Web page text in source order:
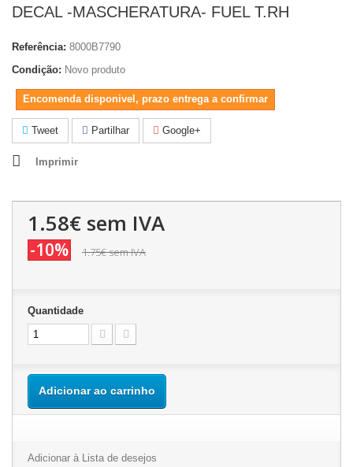
DECAL -MASCHERATURA- FUEL T.RH
Referência: 8000B7790
Condição: Novo produto
Encomenda disponivel, prazo entrega a confirmar
Tweet Partilhar Google+
Imprimir
1.58€ sem IVA
-10% 1.75€sem IVA
Quantidade
Adicionar ao carrinho
Adicionar à Lista de desejos